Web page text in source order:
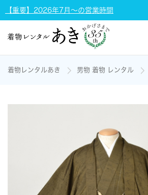
【重要】2026年7月～の営業時間
着物レンタルあき 男物 着物 レンタル